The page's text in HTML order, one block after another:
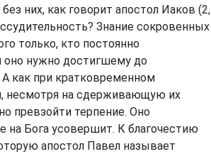
них, как говорит апостол Иаков (2,
Знание сокровенных
только, кто постоянно
оно нужно достигшему до
как при кратковременном
несмотря на сдерживающую их
превзойти терпение. Оно
на Бога усовершит. К благочестию
апостол Павел называет